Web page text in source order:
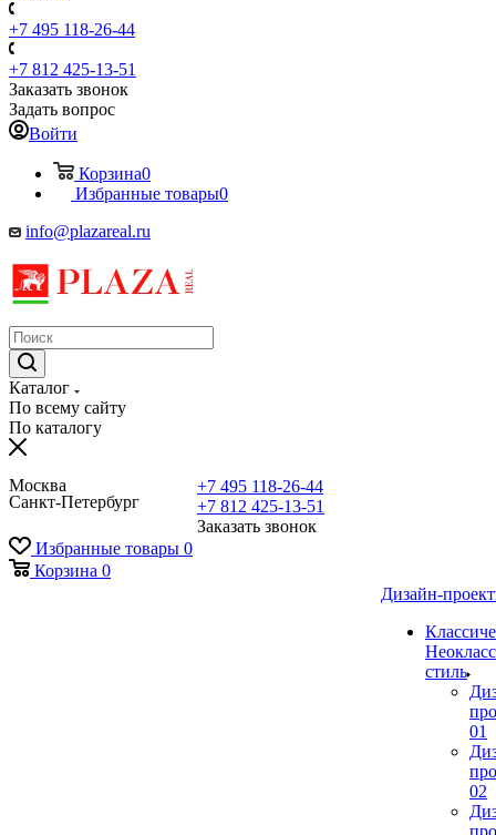
+7 495 118-26-44
+7 812 425-13-51
Заказать звонок
Задать вопрос
Войти
Корзина0
Избранные товары0
info@plazareal.ru
Каталог
По всему сайту
По каталогу
Москва
Санкт-Петербург
+7 495 118-26-44
+7 812 425-13-51
Заказать звонок
Избранные товары 0
Корзина 0
Дизайн-
стиль
01
02